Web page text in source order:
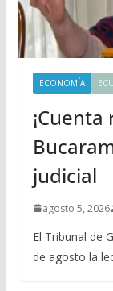
ECONOMÍA
¡Cuenta
judicial
agosto 5, 2026
El Tribunal de
de agosto la